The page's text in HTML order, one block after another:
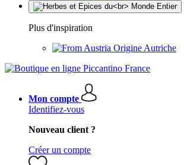
Plus d'inspiration
Origine Autriche
Mon compte
Identifiez-vous
Nouveau client ?
Créer un compte